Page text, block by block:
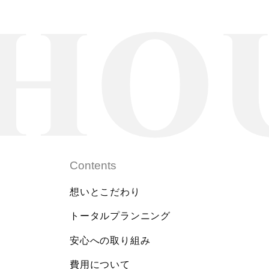
Contents
想いとこだわり
トータルプランニング
安心への取り組み
費用について